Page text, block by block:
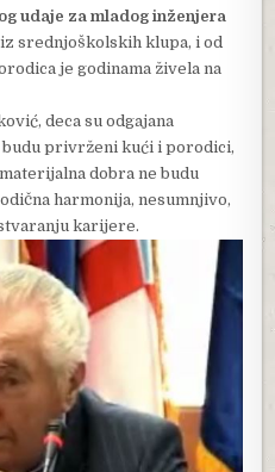
udaje za mladog inženjera
srednjoškolskih klupa, i od
je godinama živela na
deca su odgajana
budu privrženi kući i porodici,
dobra ne budu
harmonija, nesumnjivo,
karijere.